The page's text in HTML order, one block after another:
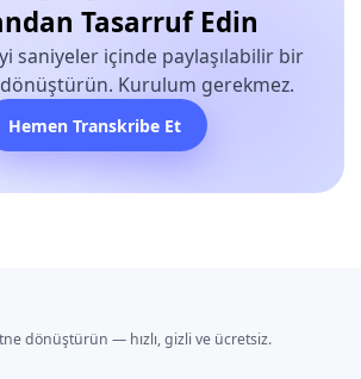
Tasarruf Edin
saniyeler içinde paylaşılabilir bir
Kurulum gerekmez.
Hemen Transkribe Et
dönüştürün — hızlı, gizli ve ücretsiz.